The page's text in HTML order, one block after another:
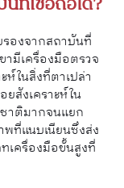
รองจากสถาบันที่
ามีเครื่องมือตรวจ
ห์ในสิ่งที่ตาเปล่า
สังเคราะห์ใน
าติมากจนแยก
ที่แนบเนียนซึ่งส่ง
เครื่องมือขั้นสูงที่